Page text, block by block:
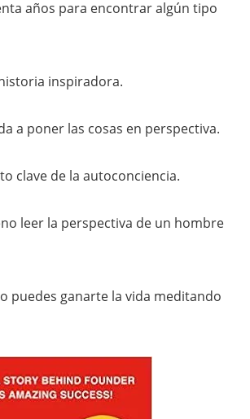
años para encontrar algún tipo
inspiradora.
a poner las cosas en perspectiva.
clave de la autoconciencia.
leer la perspectiva de un hombre
puedes ganarte la vida meditando